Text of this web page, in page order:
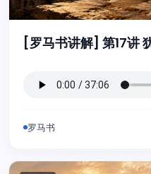
[罗马书讲解] 第17讲
罗马书